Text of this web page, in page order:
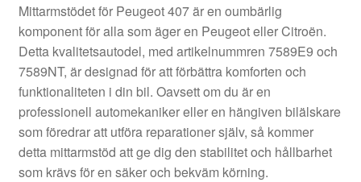
Kolla upp
Kontakt
Mitt konto
Om oss
Mittarmstödet för Peugeot 407 är en oumbärlig
komponent för alla som äger en Peugeot eller Citroën.
Detta kvalitetsautodel, med artikelnummren 7589E9 och
7589NT, är designad för att förbättra komforten och
funktionaliteten i din bil. Oavsett om du är en
professionell automekaniker eller en hängiven bilälskare
som föredrar att utföra reparationer själv, så kommer
detta mittarmstöd att ge dig den stabilitet och hållbarhet
som krävs för en säker och bekväm körning.